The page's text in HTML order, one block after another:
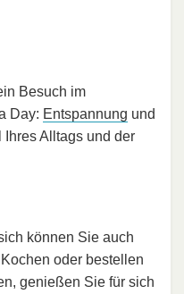
Besuch im
Day: Entspannung und
Alltags und der
können Sie auch
oder bestellen
genießen Sie für sich